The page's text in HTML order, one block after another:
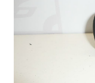
Paiements
Panier